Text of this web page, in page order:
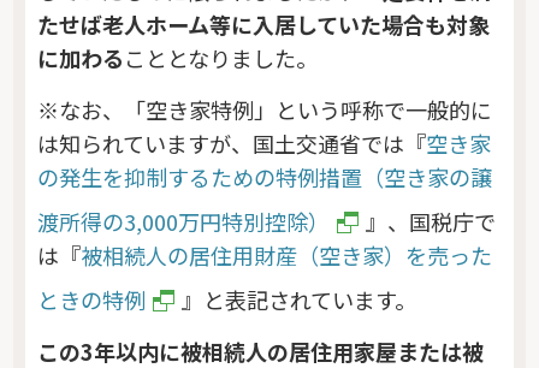
たせば老人ホーム等に入居していた場合も対象
に加わることとなりました。
※なお、「空き家特例」という呼称で一般的に
は知られていますが、国土交通省では『空き家
の発生を抑制するための特例措置（空き家の譲
渡所得の3,000万円特別控除）
』、国税庁で
は『被相続人の居住用財産（空き家）を売った
ときの特例
』と表記されています。
この3年以内に被相続人の居住用家屋または被